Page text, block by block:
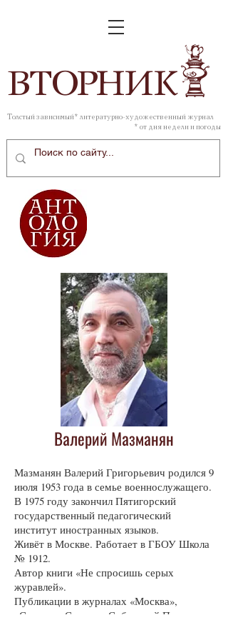
ВТОРНИК
Толстый зависимый* литературно-художественный журнал
* от дня недели и погоды
Валерий Мазманян
Мазманян Валерий Григорьевич родился 9
июля 1953 года в семье военнослужащего.
В 1975 году закончил Пятигорский
государственный педагогический
институт иностранных языков.
Живёт в Москве. Работает в ГБОУ Школа
№ 1912.
Автор книги «Не спросишь серых
журавлей».
Публикации в журналах «Москва»,
«Смена», «Север», «Сибирский Парнас»